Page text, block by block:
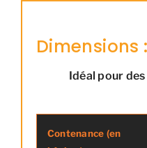
Dimensions :
Idéal pour
Contenance